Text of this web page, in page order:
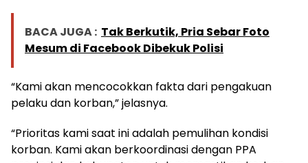
BACA JUGA : Tak Berkutik, Pria Sebar Foto
Mesum di Facebook Dibekuk Polisi
“Kami akan mencocokkan fakta dari pengakuan
pelaku dan korban,” jelasnya.
“Prioritas kami saat ini adalah pemulihan kondisi
korban. Kami akan berkoordinasi dengan PPA